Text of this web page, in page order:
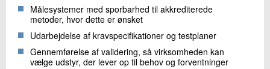
Målesystemer med sporbarhed til akkrediterede
metoder, hvor dette er ønsket
Udarbejdelse af kravspecifikationer og testplaner
Gennemførelse af validering, så virksomheden kan
vælge udstyr, der lever op til behov og forventninger